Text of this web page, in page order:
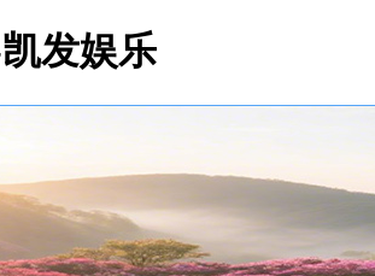
发娱乐